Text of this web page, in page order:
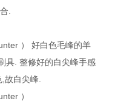
.
） 好白色毛峰的羊
具. 整修好的白尖峰手感
故白尖峰.
）